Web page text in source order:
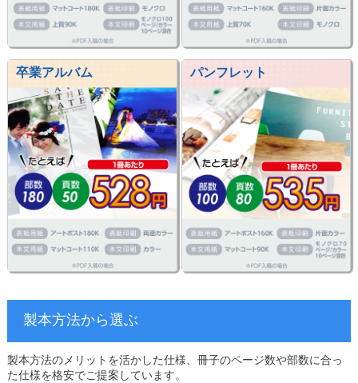
卒業アルバム パンフレット
製本方法から選ぶ
製本方法のメリットを活かした仕様、冊子のページ数や部数に合っ
た仕様を格安でご提案しています。